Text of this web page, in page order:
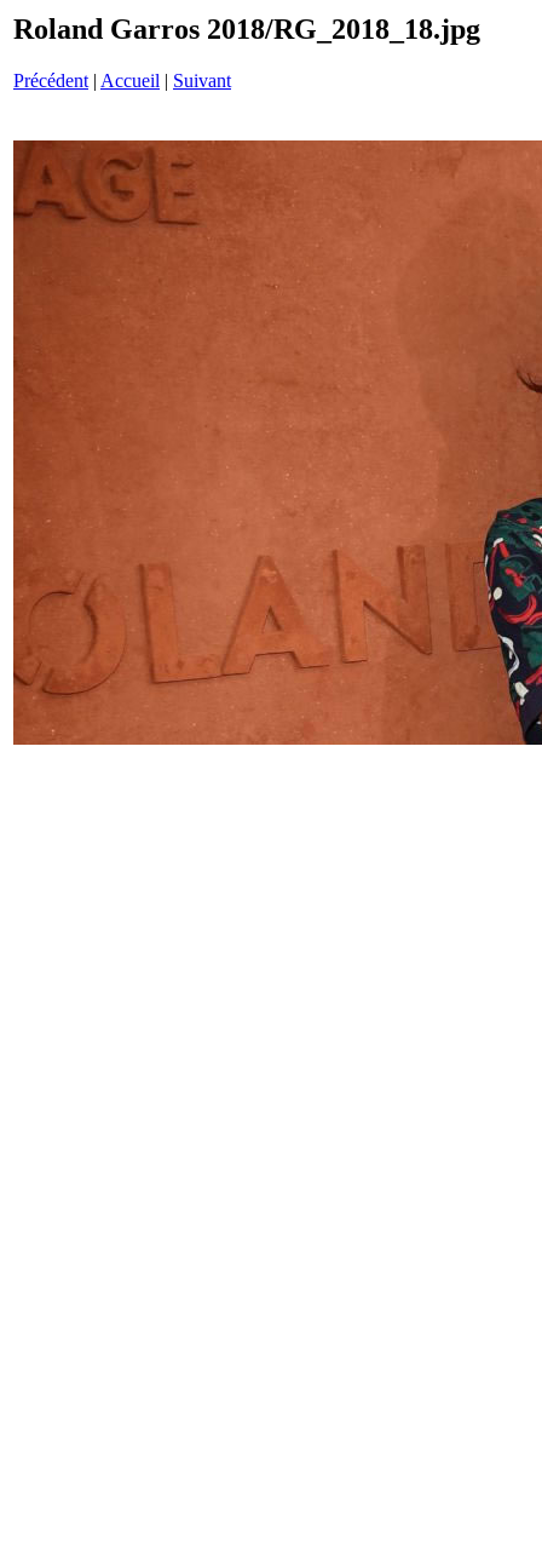
Roland Garros 2018/RG_2018_18.jpg
Précédent | Accueil | Suivant